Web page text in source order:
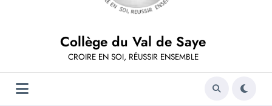
Collège du Val de Saye
CROIRE EN SOI, RÉUSSIR ENSEMBLE